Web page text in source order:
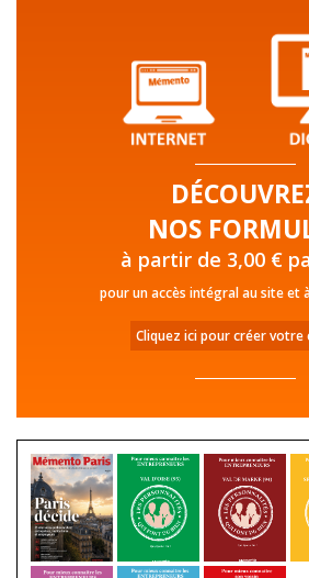
NOS
à partir de 3,00 €
pour un accès intégral au site et
Cliquez ici pour créer votre